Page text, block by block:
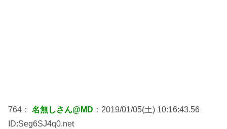
764： 名無しさん@MD ：2019/01/05(土) 10:16:43.56
ID:Seg6SJ4q0.net